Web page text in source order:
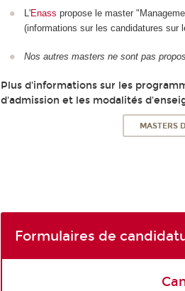
L'Enass propose le master
(informations sur les candidatures sur
Nos autres masters ne sont pas
Plus d'informations sur les
d'admission et les modalités
MASTERS
Formulaires de